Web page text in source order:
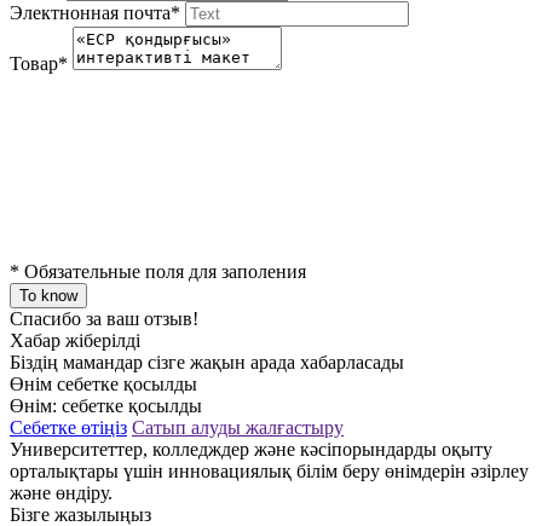
Электнонная почта*
Товар*
* Обязательные поля для заполения
To know
Спасибо за ваш отзыв!
Хабар жіберілді
Біздің мамандар сізге жақын арада хабарласады
Өнім себетке қосылды
Өнім: себетке қосылды
Себетке өтіңіз Сатып алуды жалғастыру
Университеттер, колледждер және кәсіпорындарды оқыту
орталықтары үшін инновациялық білім беру өнімдерін әзірлеу
және өндіру.
Бізге жазылыңыз